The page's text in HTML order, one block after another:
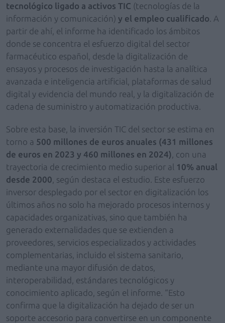
tecnológico ligado a activos TIC (tecnologías de la
información y comunicación) y el empleo cualificado . A
partir de ahí, el informe ha identificado los ámbitos
donde se concentra el esfuerzo digital del sector
farmacéutico español, desde la digitalización de
ensayos y procesos de investigación hasta la analítica
avanzada e inteligencia artificial, plataformas de salud
digital y evidencia del mundo real, y la digitalización de
cadena de suministro y automatización productiva.
Sobre esta base, la inversión TIC del sector se estima en
torno a 500 millones de euros anuales (431 millones
de euros en 2023 y 460 millones en 2024) , con una
trayectoria de crecimiento medio superior al 10% anual
desde 2000 , según destaca el estudio. Este esfuerzo
inversor desplegado por el sector en digitalización los
últimos años no solo ha mejorado procesos internos y
capacidades organizativas, sino que también ha
generado externalidades que se extienden a
proveedores, servicios especializados y actividades
complementarias, incluido el sistema sanitario,
mediante una mayor difusión de datos,
interoperabilidad, estándares tecnológicos y
conocimiento aplicado, según el informe. “Esto
confirma que la digitalización ha dejado de ser un
soporte accesorio para convertirse en un componente